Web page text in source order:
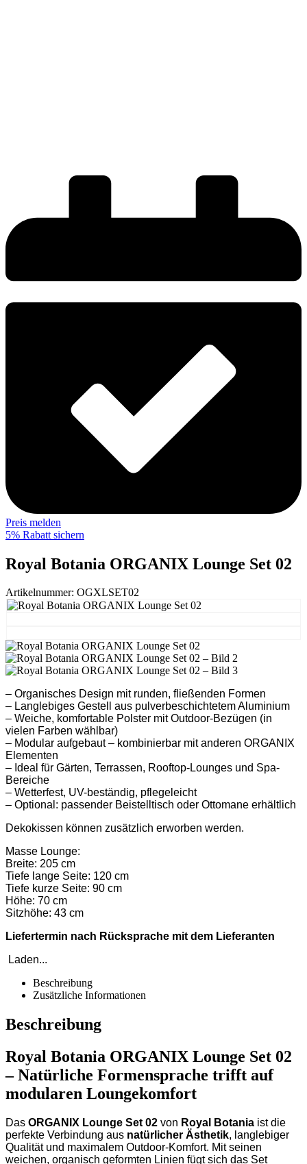
Preis melden
5% Rabatt sichern
Royal Botania ORGANIX Lounge Set 02
Artikelnummer: OGXLSET02
– Organisches Design mit runden, fließenden Formen
– Langlebiges Gestell aus pulverbeschichtetem Aluminium
– Weiche, komfortable Polster mit Outdoor-Bezügen (in
vielen Farben wählbar)
– Modular aufgebaut – kombinierbar mit anderen ORGANIX
Elementen
– Ideal für Gärten, Terrassen, Rooftop-Lounges und Spa-
Bereiche
– Wetterfest, UV-beständig, pflegeleicht
– Optional: passender Beistelltisch oder Ottomane erhältlich
Dekokissen können zusätzlich erworben werden.
Masse Lounge:
Breite: 205 cm
Tiefe lange Seite: 120 cm
Tiefe kurze Seite: 90 cm
Höhe: 70 cm
Sitzhöhe: 43 cm
Liefertermin nach Rücksprache mit dem Lieferanten
Laden...
Beschreibung
Zusätzliche Informationen
Beschreibung
Royal Botania ORGANIX Lounge Set 02
– Natürliche Formensprache trifft auf
modularen Loungekomfort
Das ORGANIX Lounge Set 02 von Royal Botania ist die
perfekte Verbindung aus natürlicher Ästhetik, langlebiger
Qualität und maximalem Outdoor-Komfort. Mit seinen
weichen, organisch geformten Linien fügt sich das Set